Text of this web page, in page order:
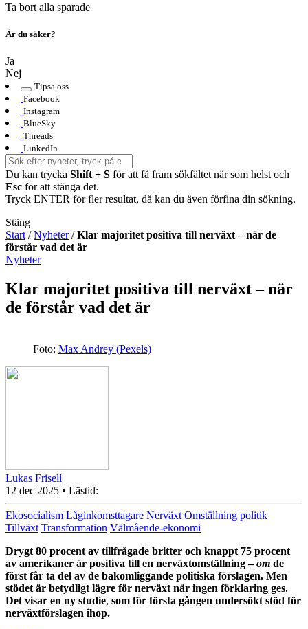
Ta bort alla sparade
Är du säker?
Ja
Nej
Tipsa oss
Facebook
Instagram
BlueSky
Threads
LinkedIn
Du kan trycka Shift + S för att få fram sökfältet när som helst och
Esc för att stänga det.
Tryck ENTER för fler resultat, då kan du även förfina din sökning.
Stäng
Start /Nyheter/Klar majoritet positiva till nerväxt – när de
förstår vad det är
Nyheter
Klar majoritet positiva till nerväxt – när
de förstår vad det är
Foto: Max Andrey (Pexels)
Lukas Frisell
12 dec 2025 • Lästid:
Ekosocialism Låginkomsttagare Nerväxt Omställning politik
Tillväxt Transformation Välmående-ekonomi
Drygt 80 procent av tillfrågade britter och knappt 75 procent
av amerikaner är positiva till en nerväxtomställning –om de
först får ta del av de bakomliggande politiska förslagen. Men
stödet är betydligt lägre för nerväxt när ingen förklaring ges.
Det visar en ny studie, som för första gången undersökt stöd för
nerväxtförslagen ihop.